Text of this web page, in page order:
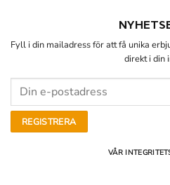
Fyll i din mailadress för att få unika
direkt i din
VÅR